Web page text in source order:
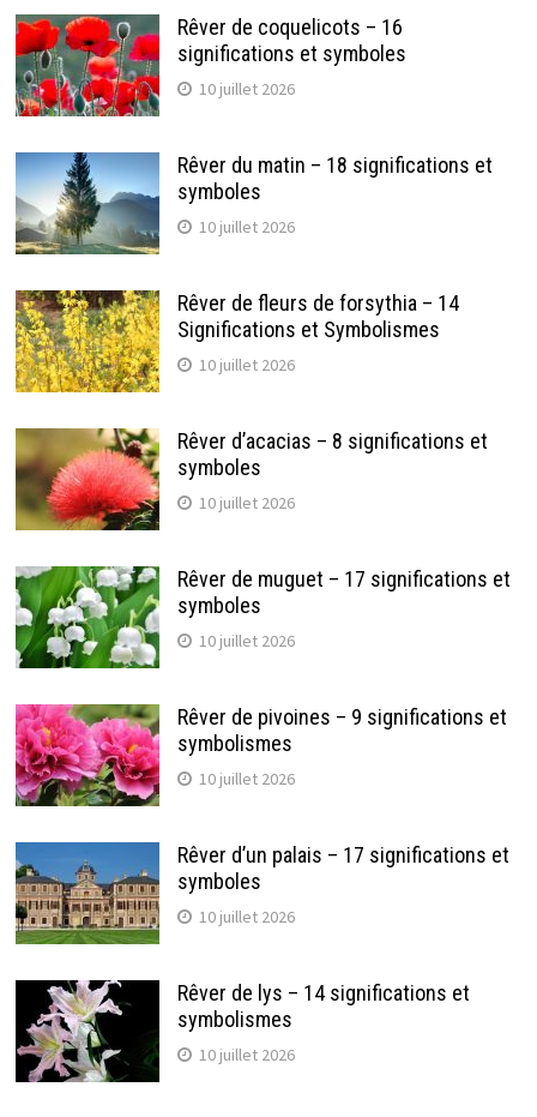
Rêver de coquelicots – 16
significations et symboles
10 juillet 2026
Rêver du matin – 18 significations et
symboles
10 juillet 2026
Rêver de fleurs de forsythia – 14
Significations et Symbolismes
10 juillet 2026
Rêver d’acacias – 8 significations et
symboles
10 juillet 2026
Rêver de muguet – 17 significations et
symboles
10 juillet 2026
Rêver de pivoines – 9 significations et
symbolismes
10 juillet 2026
Rêver d’un palais – 17 significations et
symboles
10 juillet 2026
Rêver de lys – 14 significations et
symbolismes
10 juillet 2026